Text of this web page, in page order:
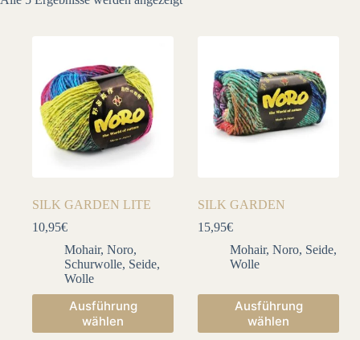
SILK GARDEN LITE
10,95€
Mohair, Noro,
Schurwolle, Seide,
Wolle
Ausführung
wählen
Dieses
Produkt
weist
SILK GARDEN
15,95€
Mohair,Noro, Seide,
Wolle
Ausführung
wählen
Dieses
Produkt
weist